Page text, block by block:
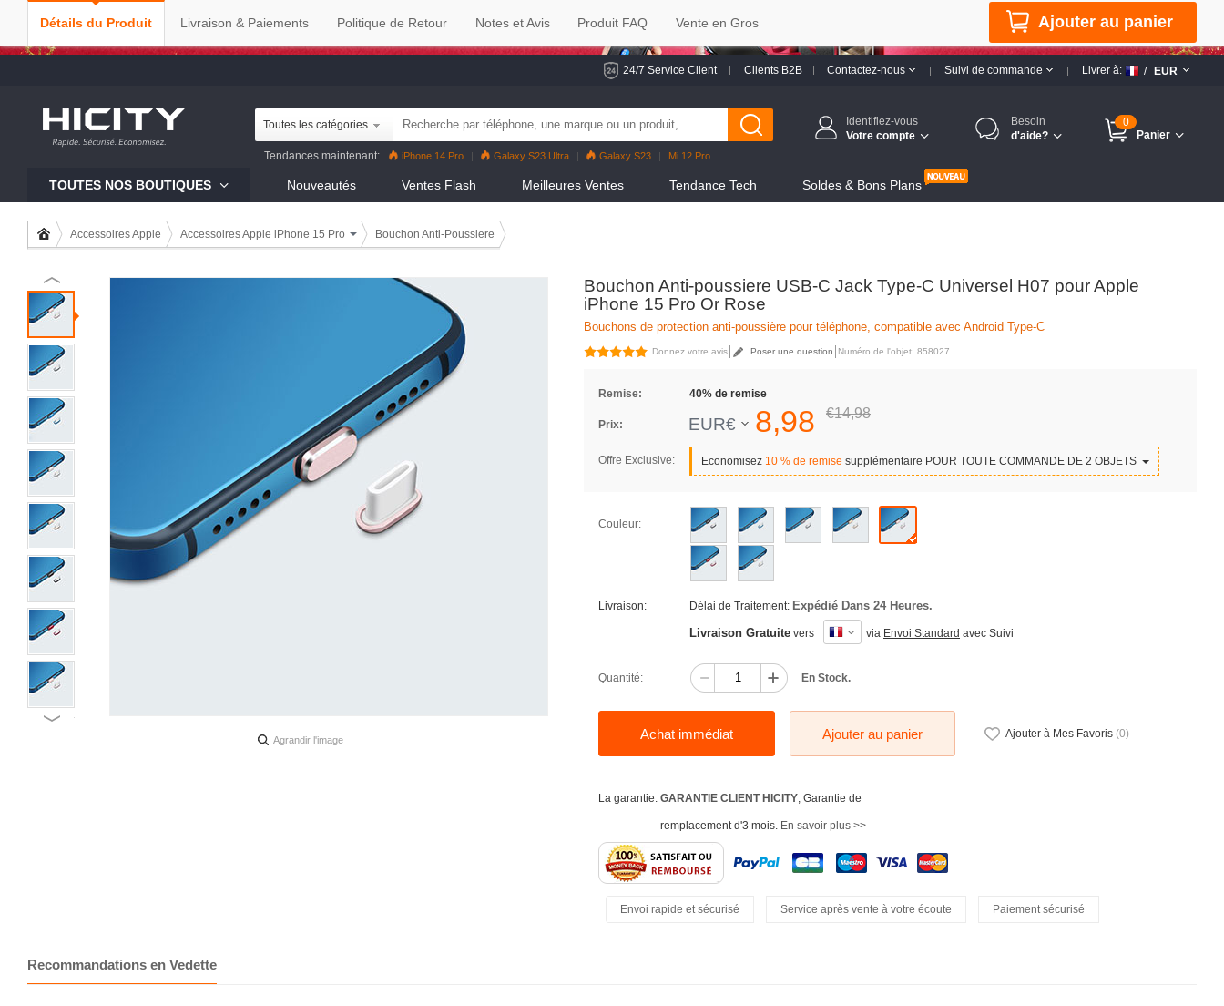
24/7 Service Client Clients B2B Contactez-nous Suivi de commande Livrer à: / EUR
Toutes les catégories
Tendances maintenant: iPhone 14 Pro Galaxy S23 Ultra Galaxy S23
Mi 12 Pro
Identifiez-vous
Votre compte
Besoin
d'aide?
0
Panier
TOUTES NOS BOUTIQUES Nouveautés Ventes Flash Meilleures Ventes Tendance Tech Soldes & Bons Plans
Accessoires Apple Accessoires Apple iPhone 15 Pro Bouchon Anti-Poussiere
Bouchon Anti-poussiere USB-C Jack Type-C Universel H07 pour Apple
iPhone 15 Pro Or Rose
Bouchons de protection anti-poussière pour téléphone, compatible avec Android Type-C
Donnez votre avis Poser une question Numéro de l'objet: 858027
Remise: 40% de remise
Prix: EUR€ 8,98 €14,98
Offre Exclusive: Economisez 10 % de remise supplémentaire POUR TOUTE COMMANDE DE 2 OBJETS
Couleur:
Livraison: Délai de Traitement: Expédié Dans 24 Heures.
Livraison Gratuite vers via Envoi Standard avec Suivi
Quantité: En Stock.
Achat immédiat Ajouter au panier Ajouter à Mes Favoris (0)
La garantie: GARANTIE CLIENT HICITY, Garantie de
remplacement d'3 mois. En savoir plus >>
Envoi rapide et sécurisé Service après vente à votre écoute Paiement sécurisé
Agrandir l'image
Recommandations en Vedette
Détails du Produit Livraison & Paiements Politique de Retour Notes et Avis Produit FAQ Vente en Gros Ajouter au panier